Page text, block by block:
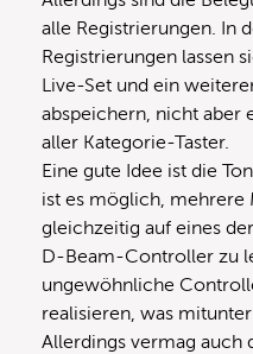
alle Registrierungen. In
Registrierungen lassen
Live-Set und ein
abspeichern, nicht aber
aller Kategorie-Taster.
Eine gute Idee ist die
ist es möglich, mehrere
gleichzeitig auf eines
D-Beam-Controller zu
ungewöhnliche
realisieren, was
Allerdings vermag auch